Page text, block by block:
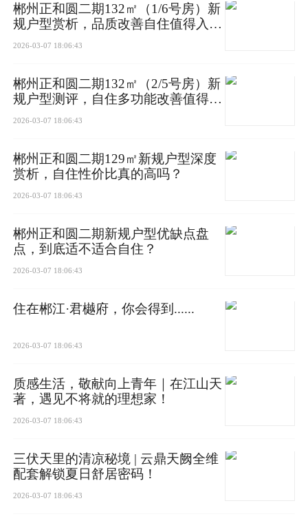
房源属性：现房房源价格稳定，无期房溢价，部
分新春特惠房源价格低于常规均价，限时可享。
二、价格优势：国企现房+板块价差，性价比拉满
1. 低于板块均价，价格优势明显
岭板块均价6524元/㎡、龙泉板块7500元/㎡，越
秀星汇城4800元/㎡的参考均价，远低于板块平均
105㎡刚需三房，总价比板块同类房源低约16.3
万，性价比突出。
项目由国企越秀集团开发，为现房现证房源，无
业更安心。
三、价格对比：同板块PK，竞争力凸显
郴州正和圆二期132㎡（1/6号房）新
规户型赏析，品质改善自住值得入手
2026-03-07 18:06:43
郴州正和圆二期132㎡（2/5号房）新
规户型测评，自住多功能改善值得选
2026-03-07 18:06:43
郴州正和圆二期129㎡新规户型深度
赏析，自住性价比真的高吗？
2026-03-07 18:06:43
郴州正和圆二期新规户型优缺点盘
点，到底适不适合自住？
2026-03-07 18:06:43
住在郴江·君樾府，你会得到......
2026-03-07 18:06:43
质感生活，敬献向上青年｜在江山天
著，遇见不将就的理想家！
2026-03-07 18:06:43
三伏天里的清凉秘境 | 云鼎天阙全维
配套解锁夏日舒居密码！
2026-03-07 18:06:43